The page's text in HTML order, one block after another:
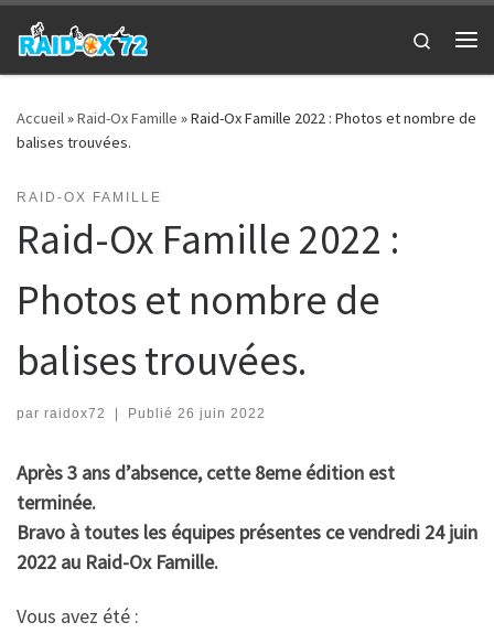
Passer au contenu
Search
Accueil»Raid-Ox Famille »Raid-Ox Famille 2022 : Photos et nombre de
balises trouvées.
RAID-OX FAMILLE
Raid-Ox Famille 2022 :
Photos et nombre de
balises trouvées.
par raidox72 | Publié 26 juin 2022
Après 3 ans d’absence, cette 8eme édition est
terminée.
Bravo à toutes les équipes présentes ce vendredi 24 juin
2022 au Raid-Ox Famille.
Vous avez été :